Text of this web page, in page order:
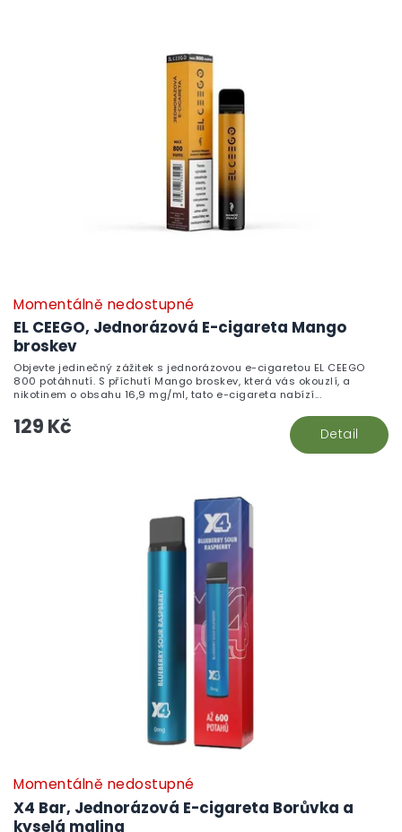
EL CEEGO, Jednorázová E-cigareta Mango
broskev
Momentálně nedostupné
129 Kč Detail
Objevte jedinečný zážitek s jednorázovou e-cigaretou EL CEEGO
800 potáhnutí. S příchutí Mango broskev, která vás okouzlí, a
nikotinem o obsahu 16,9 mg/ml, tato e-cigareta nabízí...
X4 Bar, Jednorázová E-cigareta Borůvka a
kyselá malina
Momentálně nedostupné